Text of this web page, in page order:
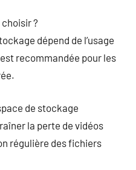
?
dépend de l’usage
recommandée pour les
de stockage
la perte de vidéos
régulière des fichiers